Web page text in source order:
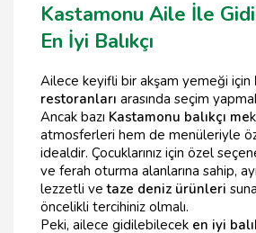
Kastamonu Aile İle
En İyi Balıkçı
Ailece keyifli bir akşam yemeği için
restoranları arasında seçim
Ancak bazı Kastamonu balıkçı me
atmosferleri hem de menüleriyle
idealdir. Çocuklarınız için özel
ve ferah oturma alanlarına sahip,
lezzetli vetaze deniz ürünleri
öncelikli tercihiniz olmalı.
Peki, ailece gidilebilecek en iyi